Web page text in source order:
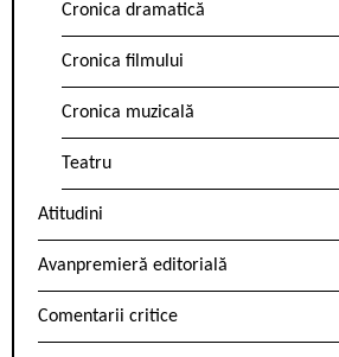
Cronica dramatică
Cronica filmului
Cronica muzicală
Teatru
Atitudini
Avanpremieră editorială
Comentarii critice